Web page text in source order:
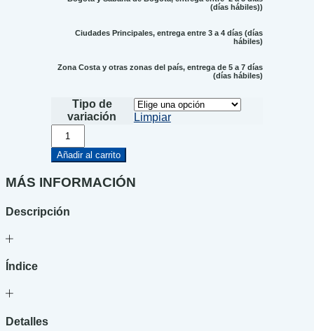
(días hábiles))
Ciudades Principales, entrega entre 3 a 4 días (días
hábiles)
Zona Costa y otras zonas del país, entrega de 5 a 7 días
(días hábiles)
Tipo de
variación
Limpiar
melancolía
de
feos
Añadir al carrito
MÁS INFORMACIÓN
Descripción
Índice
Detalles